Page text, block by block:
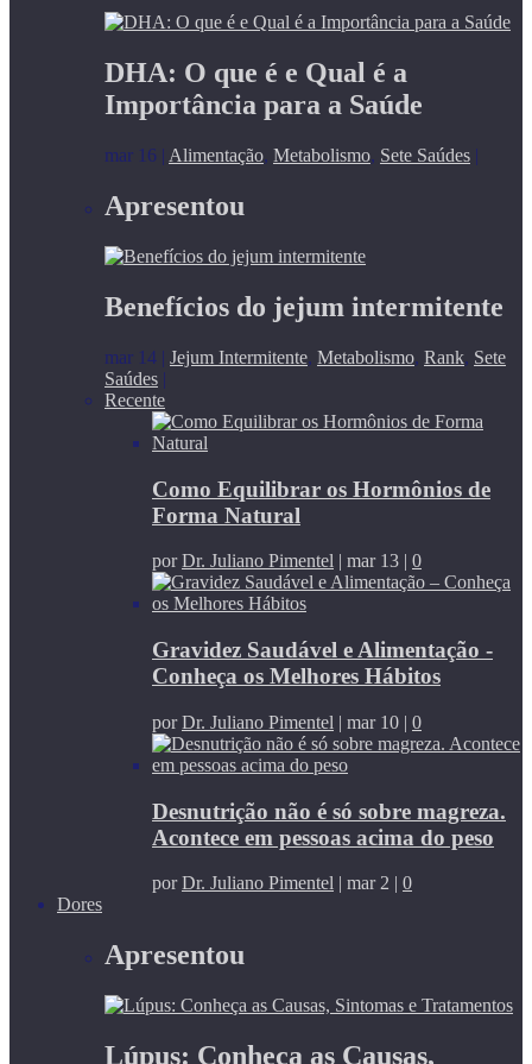
DHA: O que é e Qual é a
Importância para a Saúde
mar 16 | Alimentação, Metabolismo, Sete Saúdes |
Apresentou
Benefícios do jejum intermitente
mar 14 | Jejum Intermitente, Metabolismo, Rank, Sete
Saúdes |
Recente
Como Equilibrar os Hormônios de
Forma Natural
porDr. Juliano Pimentel | mar 13 | 0
Gravidez Saudável e Alimentação -
Conheça os Melhores Hábitos
porDr. Juliano Pimentel | mar 10 | 0
Desnutrição não é só sobre magreza.
Acontece em pessoas acima do peso
porDr. Juliano Pimentel | mar 2 | 0
Dores
Apresentou
Lúpus: Conheça as Causas,